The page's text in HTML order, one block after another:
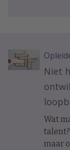
Niet
Wat
maar